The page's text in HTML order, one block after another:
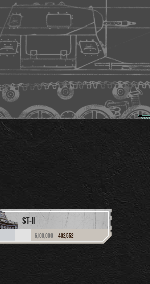
ST-II
6,100,000 402,552